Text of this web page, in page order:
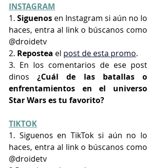
INSTAGRAM
1. Siguenos en Instagram si aún no lo
haces, entra al link o búscanos como
@droidetv
2. Repostea el post de esta promo.
3. En los comentarios de ese post
dinos ¿Cuál de las batallas o
enfrentamientos en el universo
Star Wars es tu favorito?
TIKTOK
1. Siguenos en TikTok si aún no lo
haces, entra al link o búscanos como
@droidetv